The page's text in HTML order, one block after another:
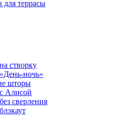
террасы
створку
ночь»
шторы
Алисой
сверления